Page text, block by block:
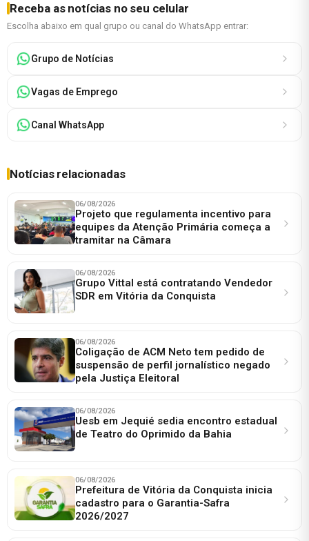
Receba as notícias no seu celular
Escolha abaixo em qual grupo ou canal do WhatsApp entrar:
Grupo de Notícias
Vagas de Emprego
Canal WhatsApp
Notícias relacionadas
06/08/2026
Projeto que regulamenta incentivo para
equipes da Atenção Primária começa a
tramitar na Câmara
06/08/2026
Grupo Vittal está contratando Vendedor
SDR em Vitória da Conquista
06/08/2026
Coligação de ACM Neto tem pedido de
suspensão de perfil jornalístico negado
pela Justiça Eleitoral
06/08/2026
Uesb em Jequié sedia encontro estadual
de Teatro do Oprimido da Bahia
06/08/2026
Prefeitura de Vitória da Conquista inicia
cadastro para o Garantia-Safra
2026/2027